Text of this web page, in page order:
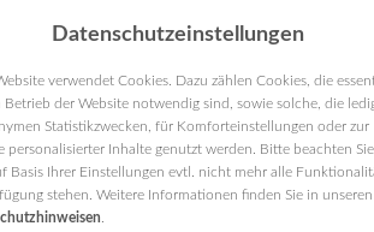
KRANKENVERSICHERUNGEN
Datenschutzeinstellungen
verwendet Cookies. Dazu zählen Cookies, die
Betrieb der Website notwendig sind, sowie solche, die
Statistikzwecken, für Komforteinstellungen oder zur
personalisierter Inhalte genutzt werden. Bitte beachten Sie,
Basis Ihrer Einstellungen evtl. nicht mehr alle
stehen. Weitere Informationen finden Sie in unseren